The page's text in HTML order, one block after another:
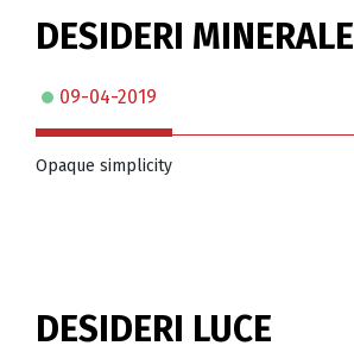
DESIDERI MINERALE
09-04-2019
Opaque simplicity
DESIDERI LUCE